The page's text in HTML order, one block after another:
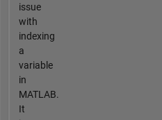
issue
with
indexing
a
variable
in
MATLAB.
It